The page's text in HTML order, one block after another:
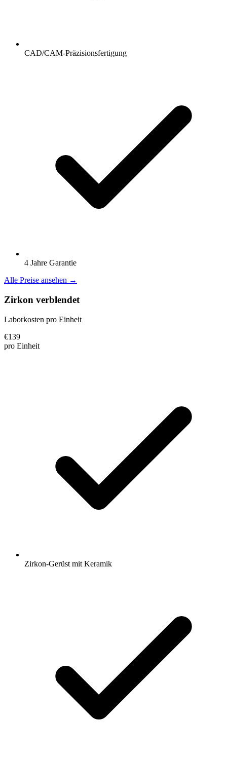
CAD/CAM-Präzisionsfertigung
4 Jahre Garantie
Alle Preise ansehen →
Zirkon verblendet
Laborkosten pro Einheit
€139
pro Einheit
Zirkon-Gerüst mit Keramik